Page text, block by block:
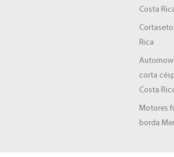
Costa
Rica
corta
Costa
Motores
borda